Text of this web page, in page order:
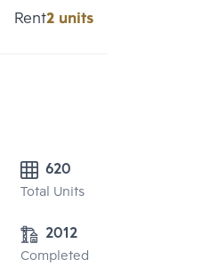
Rent2 units
620
Total Units
2012
Completed